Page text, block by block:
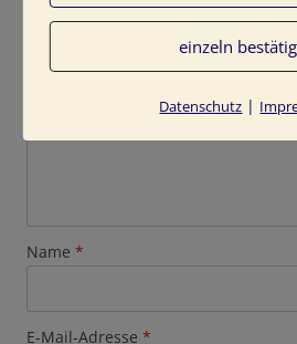
Kommentar*
Name *
E-Mail-Adresse *
einzeln
Datenschutz |